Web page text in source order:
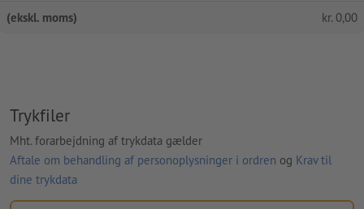
(ekskl. moms) kr. 0,00
Trykfiler
Mht. forarbejdning af trykdata gælder
Aftale om behandling af personoplysninger i ordren og Krav til
dine trykdata